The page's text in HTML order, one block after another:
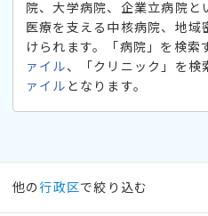
院、大学病院、企業立病院
医療を支える中核病院、地
けられます。「病院」を検索
ァイル、「クリニック」を検
ァイル となります。
他の行政区で絞り込む